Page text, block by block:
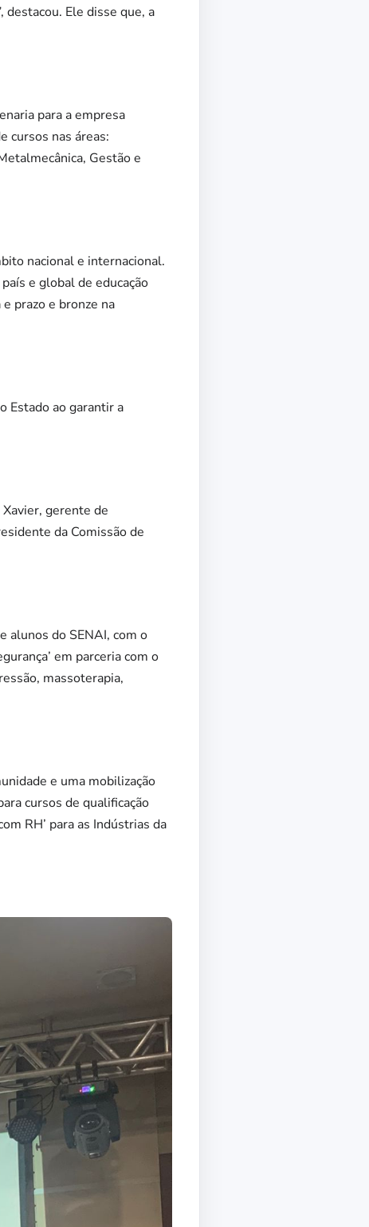
destacou. Ele disse que, a
para a empresa
cursos nas áreas:
Gestão e
nacional e internacional.
e global de educação
prazo e bronze na
Estado ao garantir a
gerente de
da Comissão de
alunos do SENAI, com o
em parceria com o
massoterapia,
e uma mobilização
cursos de qualificação
RH’ para as Indústrias da